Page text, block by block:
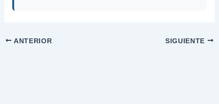
ANTERIOR SIGUIENTE